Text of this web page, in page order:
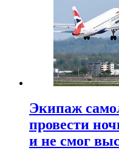
Экипаж
провести
и не смог